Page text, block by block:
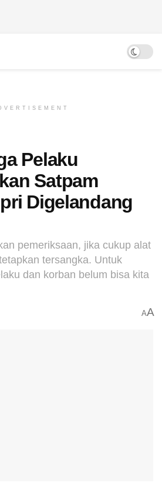
Pelaku
Satpam
Digelandang
pemeriksaan, jika cukup alat
tersangka. Untuk
dan korban belum bisa kita
AA